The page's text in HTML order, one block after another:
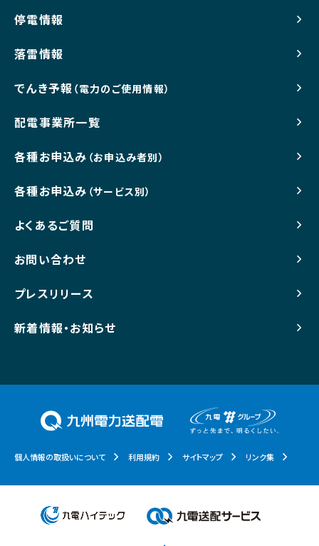
停電情報
落雷情報
でんき予報 （電力のご使用情報）
配電事業所一覧
各種お申込み （お申込み者別）
各種お申込み （サービス別）
よくあるご質問
お問い合わせ
プレスリリース
新着情報・お知らせ
個人情報の取扱いについて 利用規約 サイトマップ リンク集